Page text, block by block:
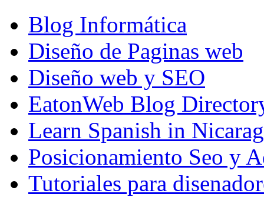
Blog Informática
Diseño de Paginas web
Diseño web y SEO
EatonWeb Blog
Learn Spanish in
Posicionamiento Seo y
Tutoriales para